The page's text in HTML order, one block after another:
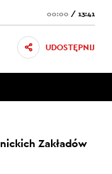
00:00 / 13:41
UDOSTĘPNIJ
Zakładów